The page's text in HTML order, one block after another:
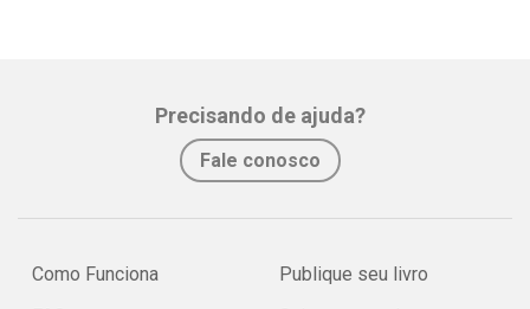
Precisando de ajuda?
Fale conosco
Como Funciona
Publique seu livro